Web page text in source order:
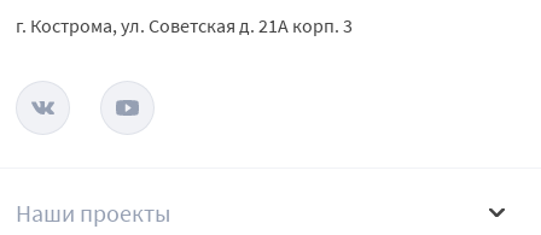
Наши проекты
г. Кострома, ул. Советская д. 21А корп. 3